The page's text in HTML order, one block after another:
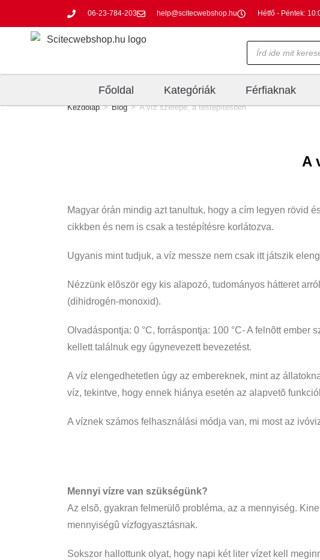
06-23-784-203 help@scitecwebshop.hu Hétfő - Péntek:
Főoldal Kategóriák Férfiaknak
Kezdőlap > Blog > A víz szerepe, a testépítésben
A
Magyar órán mindig azt tanultuk, hogy a cím legyen rövid
cikkben és nem is csak a testépítésre korlátozva.
Ugyanis mint tudjuk, a víz messze nem csak itt játszik
Nézzünk elõször egy kis alapozó, tudományos hátteret
(dihidrogén-monoxid).
Olvadáspontja: 0 °C, forráspontja: 100 °C- A felnõtt
kellett találnuk egy úgynevezett bevezetést.
A víz elengedhetetlen úgy az embereknek, mint az
víz, tekintve, hogy ennek hiánya esetén az alapvetõ
A víznek számos felhasználási módja van, mi most az
Mennyi vízre van szükségünk?
Az elsõ, gyakran felmerülõ probléma, az a mennyiség.
mennyiségû vízfogyasztásnak.
Sokszor hallottunk olyat, hogy napi két liter vízet kell